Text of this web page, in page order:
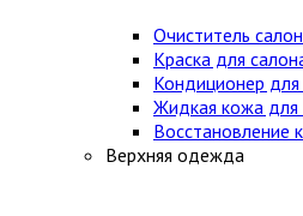
Очиститель
Краска для
Кондиционер
Жидкая кожа для
Восстановление
Верхняя одежда